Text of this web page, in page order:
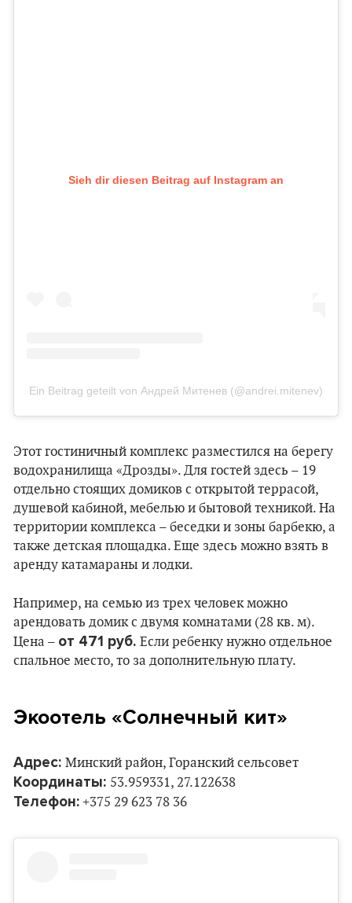
Sieh dir diesen Beitrag auf Instagram an
Ein Beitrag geteilt von Андрей Митенев (@andrei.mitenev)
Этот гостиничный комплекс разместился на берегу
водохранилища «Дрозды». Для гостей здесь – 19
отдельно стоящих домиков с открытой террасой,
душевой кабиной, мебелью и бытовой техникой. На
территории комплекса – беседки и зоны барбекю, а
также детская площадка. Еще здесь можно взять в
аренду катамараны и лодки.
Например, на семью из трех человек можно
арендовать домик с двумя комнатами (28 кв. м).
Цена – от 471 руб. Если ребенку нужно отдельное
спальное место, то за дополнительную плату.
Экоотель «Солнечный кит»
Адрес: Минский район, Горанский сельсовет
Координаты: 53.959331, 27.122638
Телефон: +375 29 623 78 36